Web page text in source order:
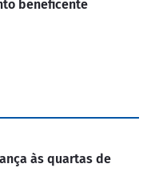
beneficente
às quartas de